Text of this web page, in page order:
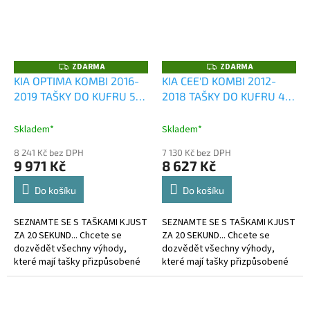
Z
D
A
R
ZDARMA
KIA OPTIMA KOMBI 2016-
2019 TAŠKY DO KUFRU 5
Skladem*
8 241 Kč bez DPH
9 971 Kč
Do košíku
SEZNAMTE SE S TAŠKAMI KJUST
ZA 20 SEKUND... Chcete se
dozvědět všechny výhody,
které mají tašky přizpůsobené
kufru?
Z
D
A
R
ZDARMA
KIA CEE'D KOMBI 2012-
2018 TAŠKY DO KUFRU 4
Skladem*
7 130 Kč bez DPH
8 627 Kč
Do košíku
SEZNAMTE SE S TAŠKAMI KJUST
ZA 20 SEKUND... Chcete se
dozvědět všechny výhody,
které mají tašky přizpůsobené
kufru?